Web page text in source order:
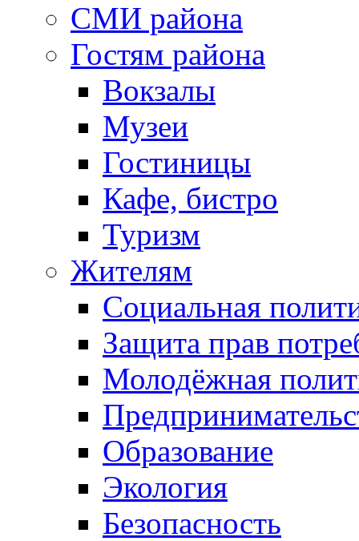
СМИ района
Гостям района
Вокзалы
Музеи
Гостиницы
Кафе, бистро
Туризм
Жителям
Социальная
Защита прав
Молодёжная
Образование
Экология
Безопасность